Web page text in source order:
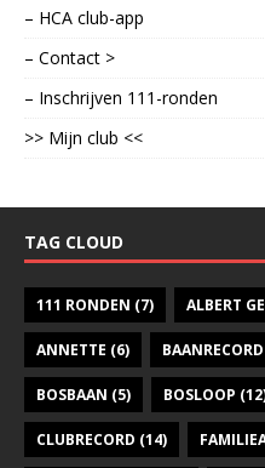
– HCA club-app
– Contact >
– Inschrijven 111-ronden
>> Mijn club <<
TAG CLOUD
111 RONDEN (7) ALBERT
ANNETTE (6) BAANRECORD
BOSBAAN (5) BOSLOOP
CLUBRECORD (14)